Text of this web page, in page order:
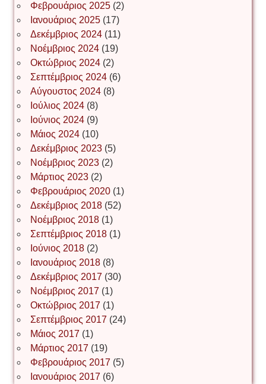
Ιωάννης Σ. Παπαφλωράτος
ΝΙΚΟΣ ΓΑΤΟΣ
Νίκος Λυγερός
Іван Буртик
Іван Наконечний
Інга Короткевич
Ірина Ключковська
Ірина Наконечна
Φεβρουάριος 2025(2)
Ιανουάριος 2025(17)
Δεκέμβριος 2024(11)
Νοέμβριος 2024(19)
Οκτώβριος 2024(2)
Σεπτέμβριος 2024(6)
Αύγουστος 2024(8)
Ιούλιος 2024(8)
Ιούνιος 2024(9)
Μάιος 2024(10)
Δεκέμβριος 2023(5)
Νοέμβριος 2023(2)
Μάρτιος 2023(2)
Φεβρουάριος 2020(1)
Δεκέμβριος 2018(52)
Νοέμβριος 2018(1)
Σεπτέμβριος 2018(1)
Ιούνιος 2018(2)
Ιανουάριος 2018(8)
Δεκέμβριος 2017 (30)
Νοέμβριος 2017 (1)
Οκτώβριος 2017 (1)
Σεπτέμβριος 2017 (24)
Μάιος 2017 (1)
Μάρτιος 2017 (19)
Φεβρουάριος 2017 (5)
Ιανουάριος 2017 (6)